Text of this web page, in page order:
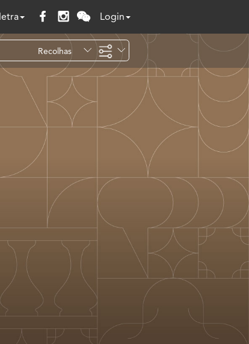
Login
Recolhas
Temáticas
Todo o site